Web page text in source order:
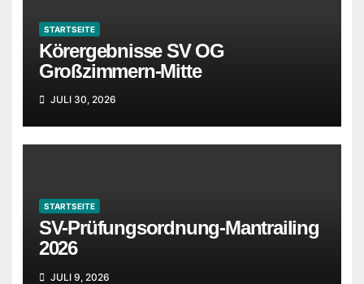
STARTSEITE
Körergebnisse SV OG
Großzimmern-Mitte
JULI 30, 2026
STARTSEITE
SV-Prüfungsordnung-Mantrailing
2026
JULI 9, 2026